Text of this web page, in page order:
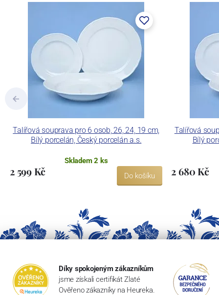
Talířová souprava pro 6 osob, 26, 24, 19 cm,
Bílý porcelán, Český porcelán a.s.
Skladem 2 ks
2 599 Kč Do košíku
Talířová
Bílý
2 680 Kč
Díky spokojeným zákazníkům
jsme získali certifikát Zlaté
Ověřeno zákazníky na Heureka.